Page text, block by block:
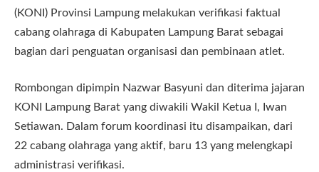
(KONI) Provinsi Lampung melakukan verifikasi faktual
cabang olahraga di Kabupaten Lampung Barat sebagai
bagian dari penguatan organisasi dan pembinaan atlet.
Rombongan dipimpin Nazwar Basyuni dan diterima jajaran
KONI Lampung Barat yang diwakili Wakil Ketua I, Iwan
Setiawan. Dalam forum koordinasi itu disampaikan, dari
22 cabang olahraga yang aktif, baru 13 yang melengkapi
administrasi verifikasi.